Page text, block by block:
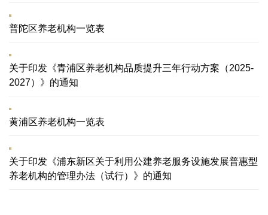
普陀区养老机构一览表
关于印发《青浦区养老机构品质提升三年行动方案（2025-
2027）》的通知
黄浦区养老机构一览表
关于印发《浦东新区关于利用公建养老服务设施发展普惠型
养老机构的管理办法（试行）》的通知